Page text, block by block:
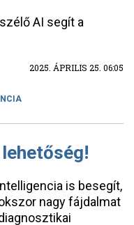
AI segít a
2025. ÁPRILIS 25. 06:05
is besegít,
nagy fájdalmat